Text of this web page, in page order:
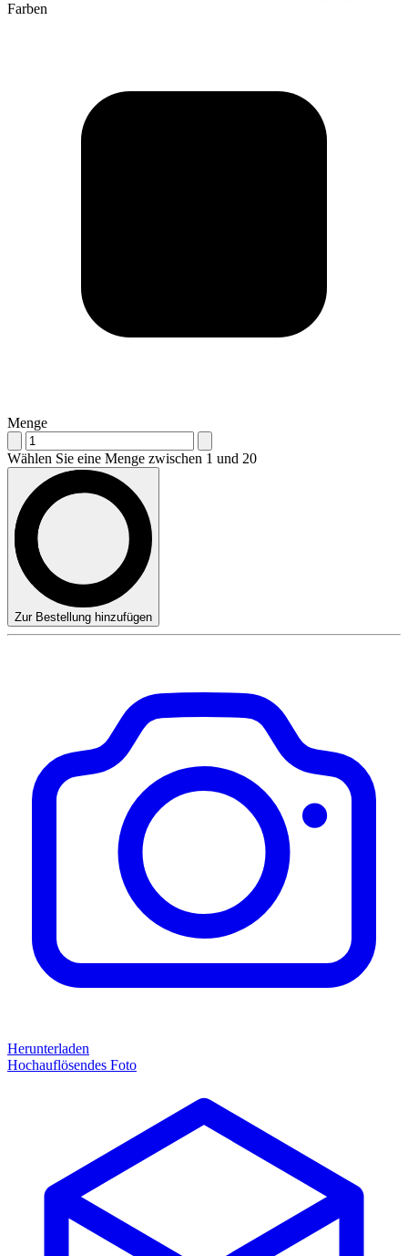
Farben
Menge
Wählen Sie eine Menge zwischen 1 und 20
Zur Bestellung hinzufügen
Herunterladen
Hochauflösendes Foto